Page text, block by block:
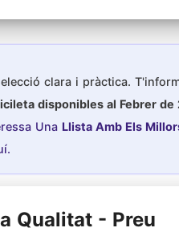
clara i pràctica.
disponibles al Febrer de
Una Llista Amb Els
Qualitat - Preu